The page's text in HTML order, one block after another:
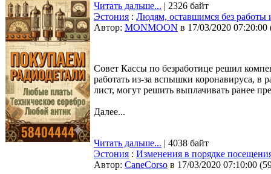
Читать дальше... | 2326 байт
Эстония : Людям, оставшимся без работы
Автор: MONMOON в 17/03/2020 07:20:00
Совет Кассы по безработице решил
работать из-за вспышки коронавируса,
лист, могут решить выплачивать ранее
Далее...
Читать дальше... | 4038 байт
Эстония : Изменения в порядке
Автор: CaneCorso в 17/03/2020 07:10:00 (